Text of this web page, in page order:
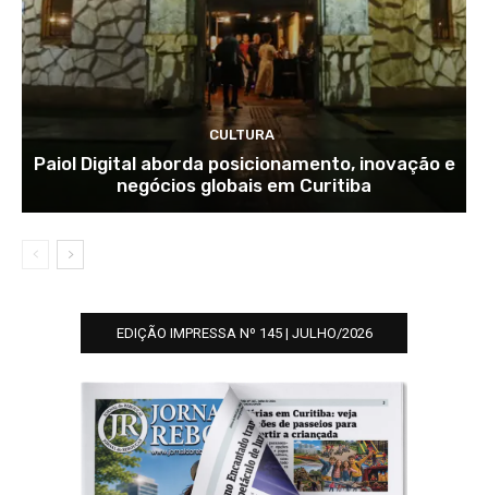
CULTURA
Paiol Digital aborda posicionamento, inovação e
negócios globais em Curitiba
EDIÇÃO IMPRESSA Nº 145 | JULHO/2026